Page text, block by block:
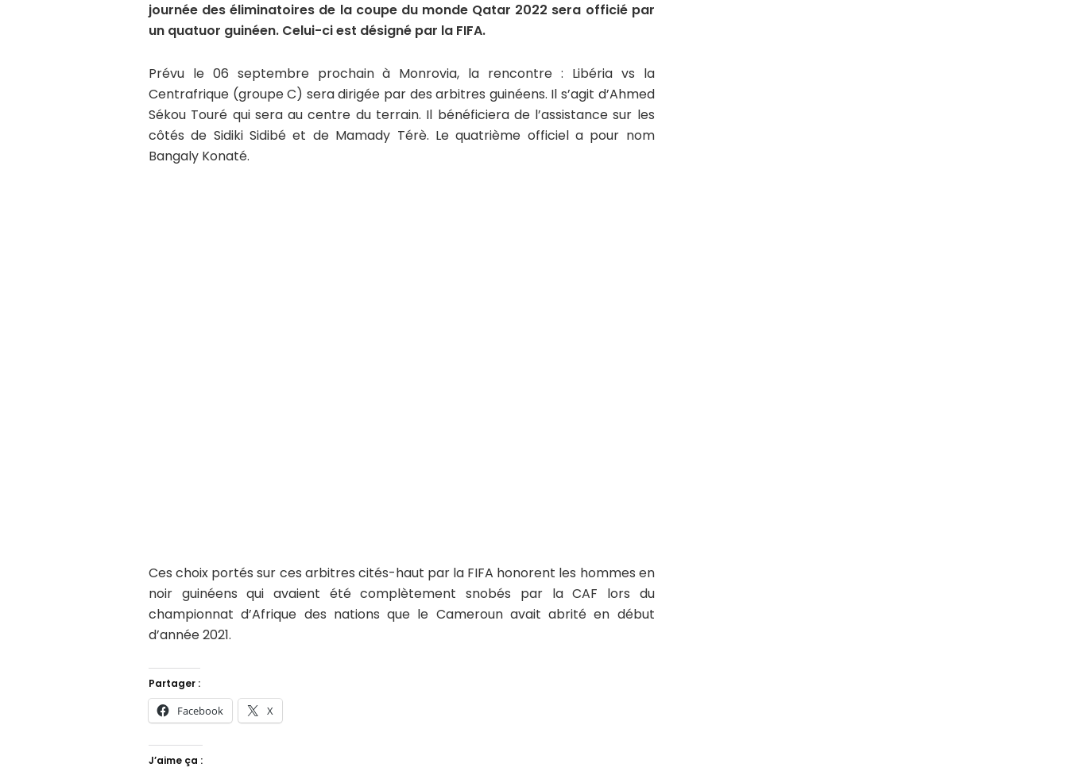
journée des éliminatoires de la coupe du monde Qatar 2022 sera officié par
un quatuor guinéen. Celui-ci est désigné par la FIFA.
Prévu le 06 septembre prochain à Monrovia, la rencontre : Libéria vs la
Centrafrique (groupe C) sera dirigée par des arbitres guinéens. Il s’agit d’Ahmed
Sékou Touré qui sera au centre du terrain. Il bénéficiera de l’assistance sur les
côtés de Sidiki Sidibé et de Mamady Térè. Le quatrième officiel a pour nom
Bangaly Konaté.
Ces choix portés sur ces arbitres cités-haut par la FIFA honorent les hommes en
noir guinéens qui avaient été complètement snobés par la CAF lors du
championnat d’Afrique des nations que le Cameroun avait abrité en début
d’année 2021.
Partager :
Facebook X
J’aime ça :